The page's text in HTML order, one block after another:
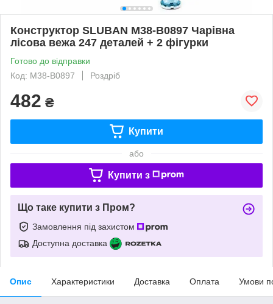
Конструктор SLUBAN M38-B0897 Чарівна
лісова вежа 247 деталей + 2 фігурки
Готово до відправки
Код: M38-B0897
Роздріб
482 ₴
Купити
або
Купити з
Що таке купити з Пром?
Замовлення під захистом
Доступна доставка
Опис Характеристики Доставка Оплата Умови